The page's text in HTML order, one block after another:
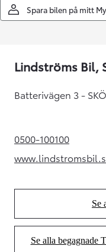
Spara bilen på mitt
Lindströms Bil,
Batterivägen 3 -
0500-100100(Opens in new
(Opens
Se
Se alla begagnade